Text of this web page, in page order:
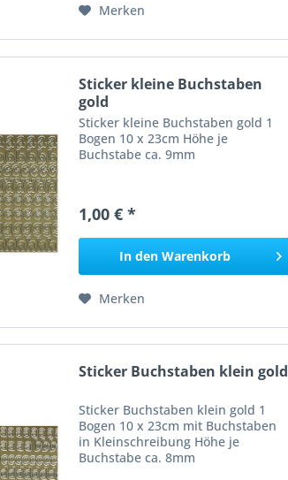
Merken
Sticker kleine Buchstaben
gold
Sticker kleine Buchstaben gold 1
Bogen 10 x 23cm Höhe je
Buchstabe ca. 9mm
1,00 € *
In den Warenkorb
Merken
Sticker Buchstaben klein gold
Sticker Buchstaben klein gold 1
Bogen 10 x 23cm mit Buchstaben
in Kleinschreibung Höhe je
Buchstabe ca. 8mm